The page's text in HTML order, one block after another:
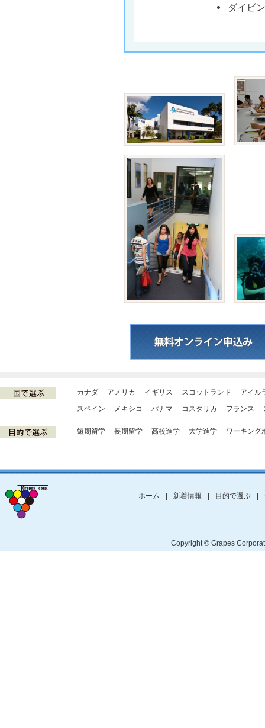
ダイビ
カナダ アメリカ イギリス スコットランド
アイル
スペイン
メキシコ パナマ コスタリカ フランス
短期留学 長期留学 高校進学 大学進学 ワーキング
ホーム 新着情報 目的で選ぶ
Copyright © Grapes